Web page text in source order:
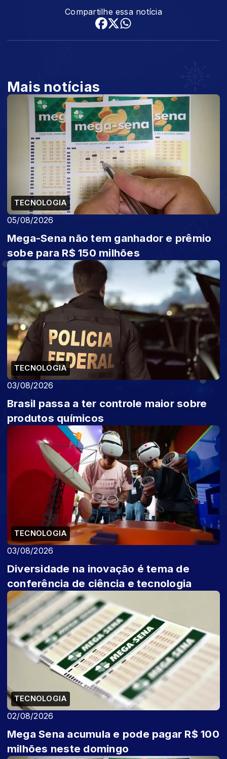
Compartilhe essa notícia
Mais notícias
TECNOLOGIA
05/08/2026
Mega-Sena não tem ganhador e prêmio
sobe para R$ 150 milhões
TECNOLOGIA
03/08/2026
Brasil passa a ter controle maior sobre
produtos químicos
TECNOLOGIA
03/08/2026
Diversidade na inovação é tema de
conferência de ciência e tecnologia
TECNOLOGIA
02/08/2026
Mega Sena acumula e pode pagar R$ 100
milhões neste domingo